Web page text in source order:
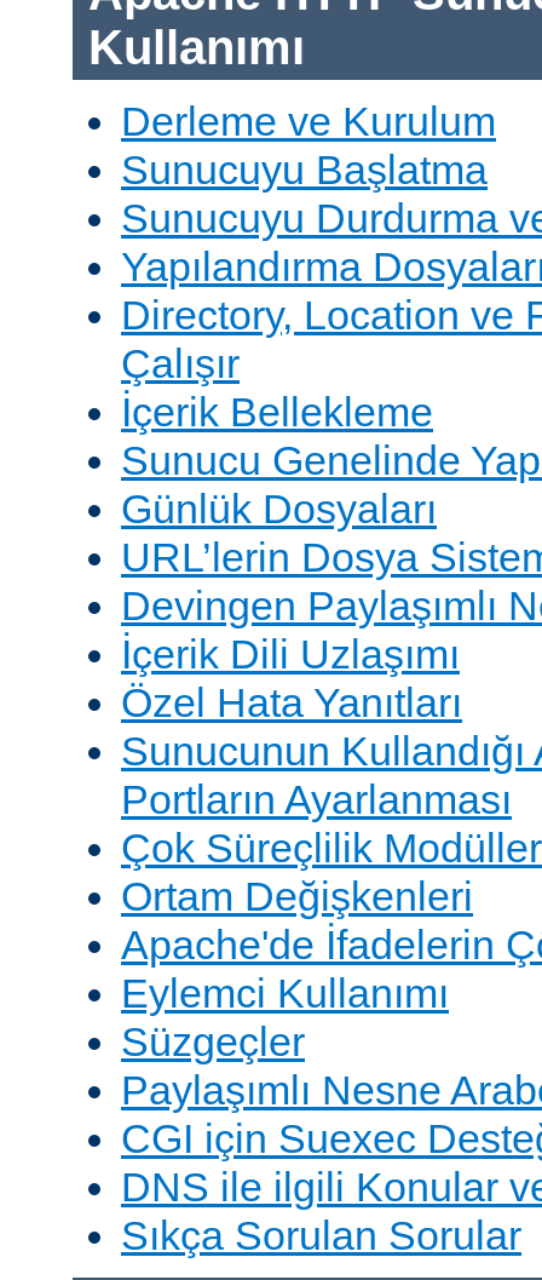
Kullanımı
Derleme ve Kurulum
Sunucuyu Başlatma
Sunucuyu Durdurma
Yapılandırma
Directory, Location ve
Çalışır
İçerik Bellekleme
Sunucu Genelinde
Günlük Dosyaları
URL’lerin Dosya
Devingen Paylaşımlı
İçerik Dili Uzlaşımı
Özel Hata Yanıtları
Sunucunun
Portların Ayarlanması
Çok Süreçlilik
Ortam Değişkenleri
Apache'de İfadelerin
Eylemci Kullanımı
Süzgeçler
Paylaşımlı Nesne
CGI için Suexec
DNS ile ilgili Konular
Sıkça Sorulan Sorular